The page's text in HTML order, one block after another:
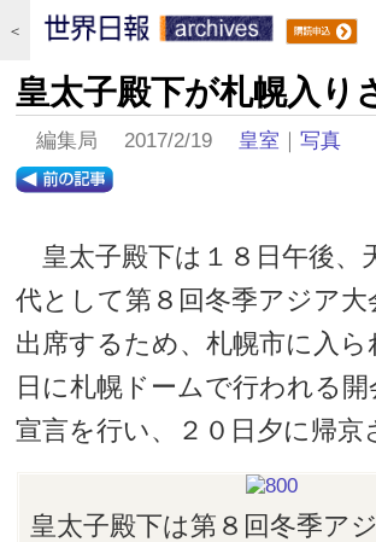
＜
皇太子殿下が札幌入り
編集局 2017/2/19 皇室 ｜写真
皇太子殿下は１８日午後、
代として第８回冬季アジア大
出席するため、札幌市に入ら
日に札幌ドームで行われる開
宣言を行い、２０日夕に帰京
皇太子殿下は第８回冬季ア